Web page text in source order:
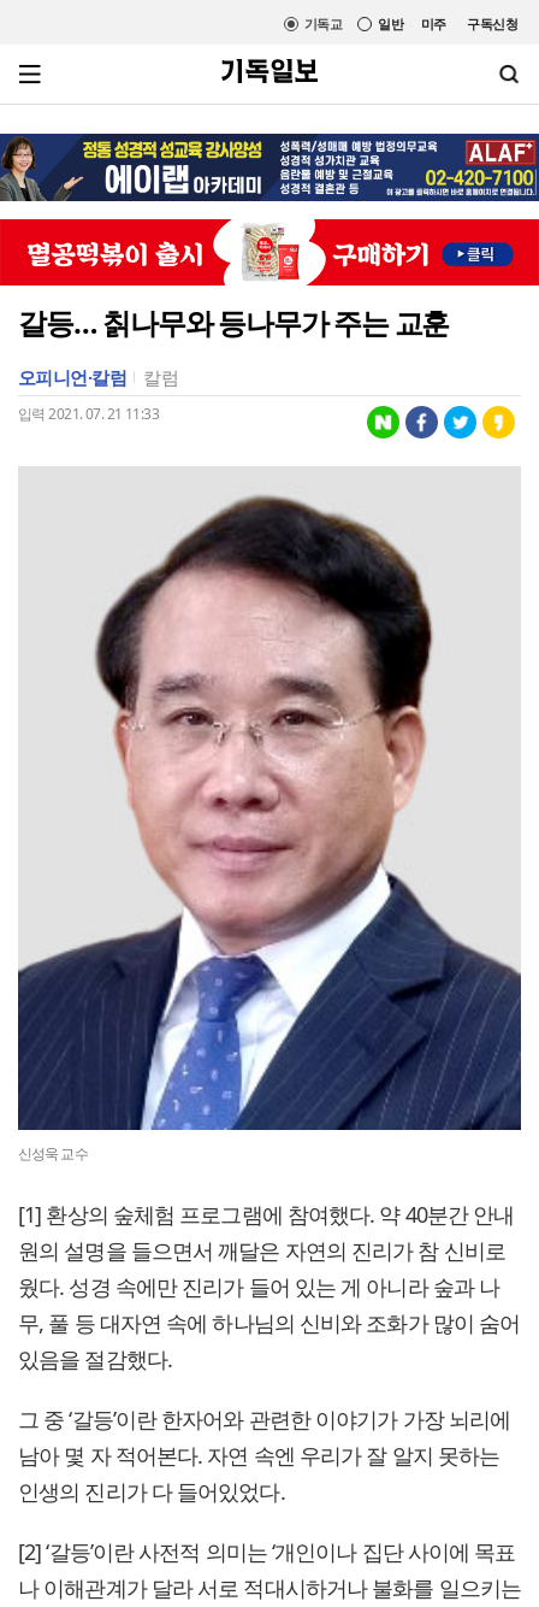
미주 구독신청
일반
기독교
갈등… 칡나무와 등나무가 주는 교훈
오피니언·칼럼 칼럼
입력 2021. 07. 21 11:33
신성욱 교수
[1] 환상의 숲체험 프로그램에 참여했다. 약 40분간 안내
원의 설명을 들으면서 깨달은 자연의 진리가 참 신비로
웠다. 성경 속에만 진리가 들어 있는 게 아니라 숲과 나
무, 풀 등 대자연 속에 하나님의 신비와 조화가 많이 숨어
있음을 절감했다.
그 중 ‘갈등’이란 한자어와 관련한 이야기가 가장 뇌리에
남아 몇 자 적어본다. 자연 속엔 우리가 잘 알지 못하는
인생의 진리가 다 들어있었다.
[2] ‘갈등’이란 사전적 의미는 ‘개인이나 집단 사이에 목표
나 이해관계가 달라 서로 적대시하거나 불화를 일으키는